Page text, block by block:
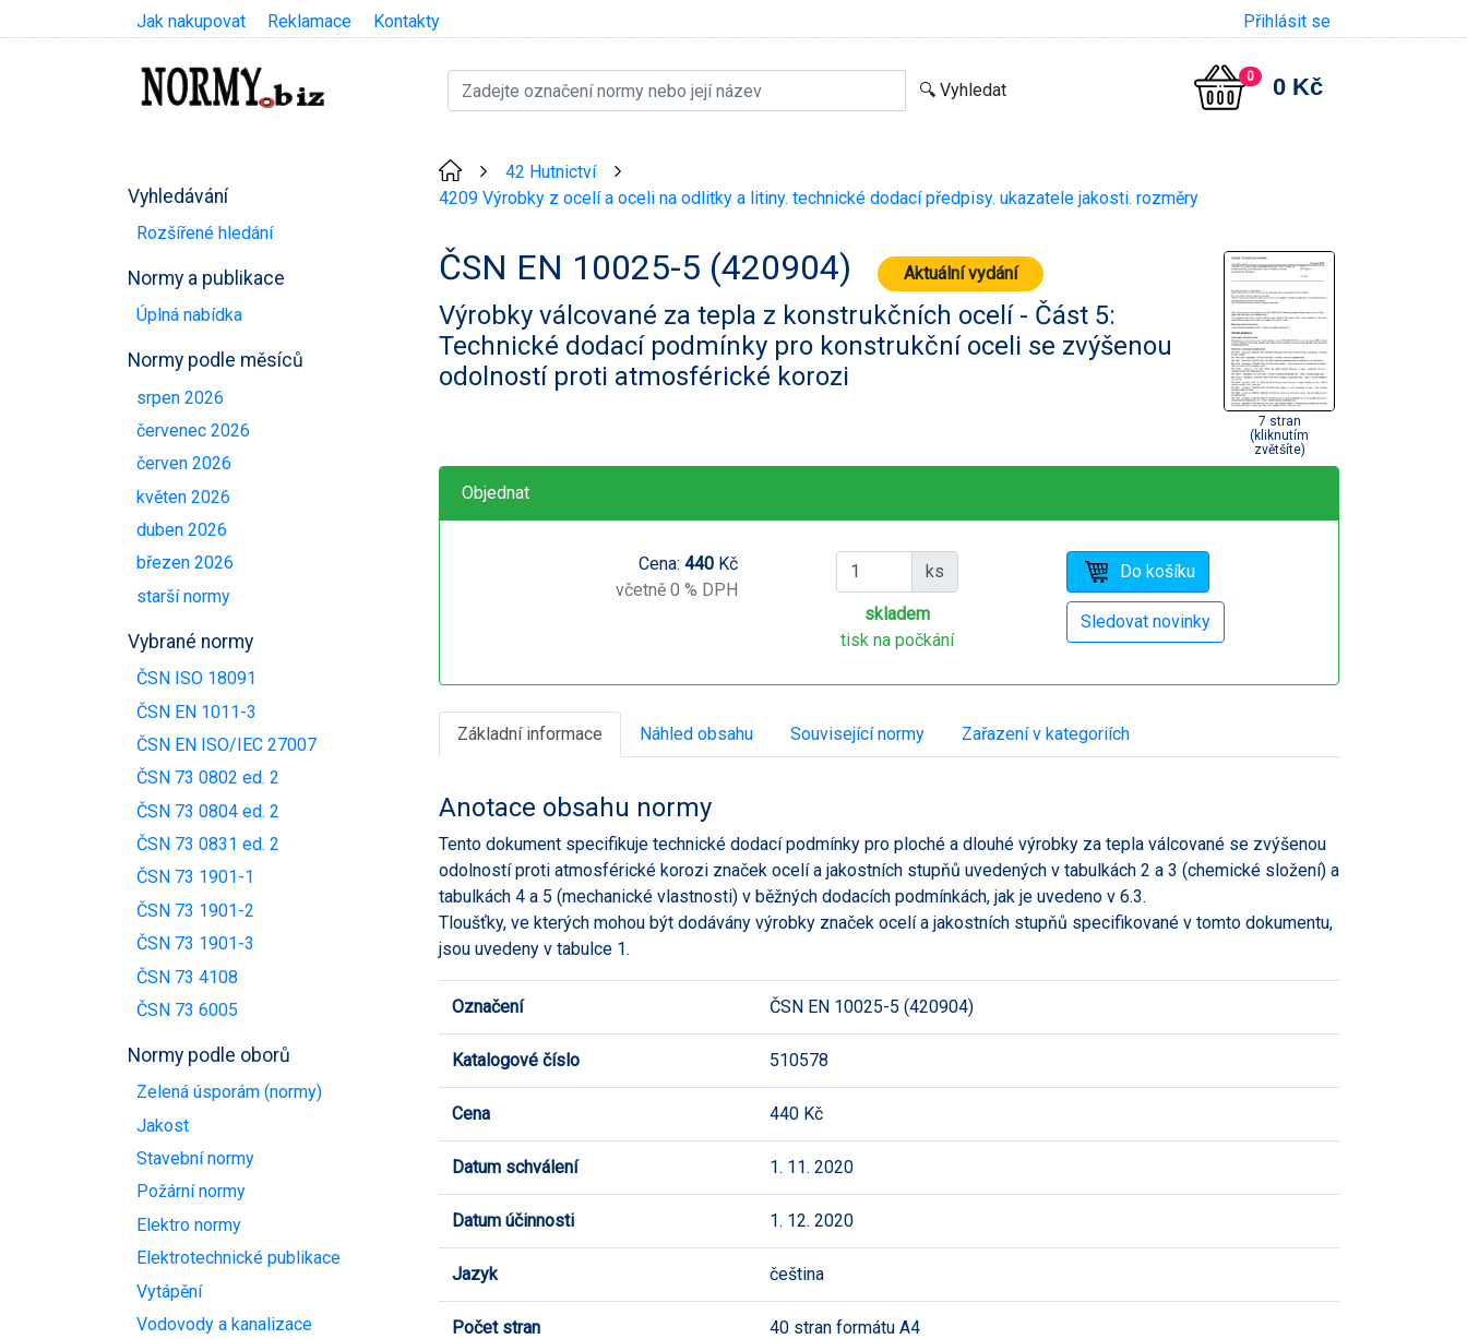
Jak nakupovat Reklamace Kontakty Přihlásit se
0 0 Kč
Vyhledávání
Rozšířené hledání
Normy a publikace
Úplná nabídka
Normy podle měsíců
srpen 2026
červenec 2026
červen 2026
květen 2026
duben 2026
březen 2026
starší normy
Vybrané normy
ČSN ISO 18091
ČSN EN 1011-3
ČSN EN ISO/IEC 27007
ČSN 73 0802 ed. 2
ČSN 73 0804 ed. 2
ČSN 73 0831 ed. 2
ČSN 73 1901-1
ČSN 73 1901-2
ČSN 73 1901-3
ČSN 73 4108
ČSN 73 6005
Normy podle oborů
Zelená úsporám (normy)
Jakost
Stavební normy
Požární normy
Elektro normy
Elektrotechnické publikace
Vytápění
Vodovody a kanalizace
42 Hutnictví
4209 Výrobky z ocelí a oceli na odlitky a litiny. technické dodací předpisy. ukazatele jakosti. rozměry
ČSN EN 10025-5 (420904) Aktuální vydání
Výrobky válcované za tepla z konstrukčních ocelí - Část 5:
Technické dodací podmínky pro konstrukční oceli se zvýšenou
odolností proti atmosférické korozi
7 stran
(kliknutím
zvětšíte)
Objednat
Cena: 440Kč
včetně 0 % DPH
ks
skladem
tisk na počkání
Základní informace Náhled obsahu Související normy Zařazení v kategoriích
Anotace obsahu normy
Tento dokument specifikuje technické dodací podmínky pro ploché a dlouhé výrobky za tepla válcované se zvýšenou
odolností proti atmosférické korozi značek ocelí a jakostních stupňů uvedených v tabulkách 2 a 3 (chemické složení) a
tabulkách 4 a 5 (mechanické vlastnosti) v běžných dodacích podmínkách, jak je uvedeno v 6.3.
Tloušťky, ve kterých mohou být dodávány výrobky značek ocelí a jakostních stupňů specifikované v tomto dokumentu,
jsou uvedeny v tabulce 1.
Označení ČSN EN 10025-5 (420904)
Katalogové číslo 510578
Cena 440 Kč
Datum schválení 1. 11. 2020
Datum účinnosti 1. 12. 2020
Jazyk čeština
Počet stran 40 stran formátu A4